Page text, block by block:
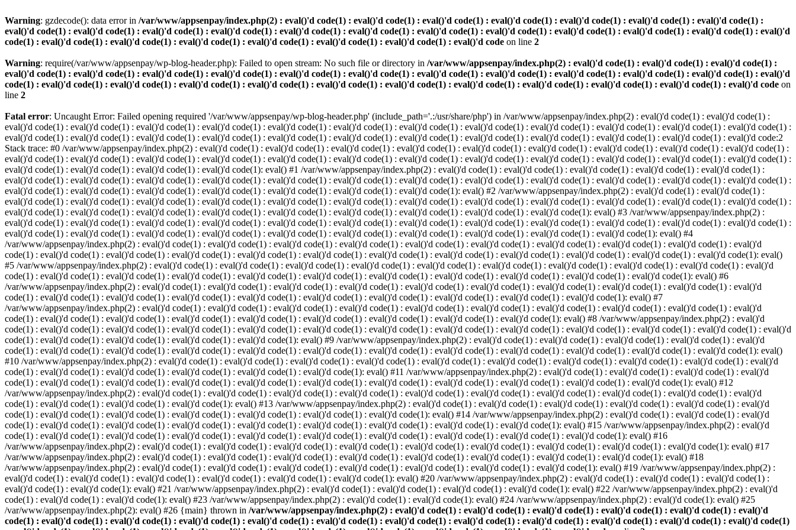
Warning: gzdecode(): data error in /var/www/appsenpay/index.php(2) : eval()'d code(1) : eval()'d code(1) : eval()'d code(1) : eval()'d code(1) : eval()'d code(1) : eval()'d code(1) : eval()'d code(1) :
eval()'d code(1) : eval()'d code(1) : eval()'d code(1) : eval()'d code(1) : eval()'d code(1) : eval()'d code(1) : eval()'d code(1) : eval()'d code(1) : eval()'d code(1) : eval()'d code(1) : eval()'d code(1) : eval()'d
code(1) : eval()'d code(1) : eval()'d code(1) : eval()'d code(1) : eval()'d code(1) : eval()'d code(1) : eval()'d code(1) : eval()'d code on line 2
Warning: require(/var/www/appsenpay/wp-blog-header.php): Failed to open stream: No such file or directory in /var/www/appsenpay/index.php(2) : eval()'d code(1) : eval()'d code(1) : eval()'d code(1) :
eval()'d code(1) : eval()'d code(1) : eval()'d code(1) : eval()'d code(1) : eval()'d code(1) : eval()'d code(1) : eval()'d code(1) : eval()'d code(1) : eval()'d code(1) : eval()'d code(1) : eval()'d code(1) : eval()'d
code(1) : eval()'d code(1) : eval()'d code(1) : eval()'d code(1) : eval()'d code(1) : eval()'d code(1) : eval()'d code(1) : eval()'d code(1) : eval()'d code(1) : eval()'d code(1) : eval()'d code(1) : eval()'d code on
line 2
Fatal error: Uncaught Error: Failed opening required '/var/www/appsenpay/wp-blog-header.php' (include_path='.:/usr/share/php') in /var/www/appsenpay/index.php(2) : eval()'d code(1) : eval()'d code(1) :
eval()'d code(1) : eval()'d code(1) : eval()'d code(1) : eval()'d code(1) : eval()'d code(1) : eval()'d code(1) : eval()'d code(1) : eval()'d code(1) : eval()'d code(1) : eval()'d code(1) : eval()'d code(1) : eval()'d code(1) :
eval()'d code(1) : eval()'d code(1) : eval()'d code(1) : eval()'d code(1) : eval()'d code(1) : eval()'d code(1) : eval()'d code(1) : eval()'d code(1) : eval()'d code(1) : eval()'d code(1) : eval()'d code(1) : eval()'d code:2
Stack trace: #0 /var/www/appsenpay/index.php(2) : eval()'d code(1) : eval()'d code(1) : eval()'d code(1) : eval()'d code(1) : eval()'d code(1) : eval()'d code(1) : eval()'d code(1) : eval()'d code(1) : eval()'d code(1) :
eval()'d code(1) : eval()'d code(1) : eval()'d code(1) : eval()'d code(1) : eval()'d code(1) : eval()'d code(1) : eval()'d code(1) : eval()'d code(1) : eval()'d code(1) : eval()'d code(1) : eval()'d code(1) : eval()'d code(1) :
eval()'d code(1) : eval()'d code(1) : eval()'d code(1) : eval()'d code(1): eval() #1 /var/www/appsenpay/index.php(2) : eval()'d code(1) : eval()'d code(1) : eval()'d code(1) : eval()'d code(1) : eval()'d code(1) :
eval()'d code(1) : eval()'d code(1) : eval()'d code(1) : eval()'d code(1) : eval()'d code(1) : eval()'d code(1) : eval()'d code(1) : eval()'d code(1) : eval()'d code(1) : eval()'d code(1) : eval()'d code(1) : eval()'d code(1) :
eval()'d code(1) : eval()'d code(1) : eval()'d code(1) : eval()'d code(1) : eval()'d code(1) : eval()'d code(1) : eval()'d code(1): eval() #2 /var/www/appsenpay/index.php(2) : eval()'d code(1) : eval()'d code(1) :
eval()'d code(1) : eval()'d code(1) : eval()'d code(1) : eval()'d code(1) : eval()'d code(1) : eval()'d code(1) : eval()'d code(1) : eval()'d code(1) : eval()'d code(1) : eval()'d code(1) : eval()'d code(1) : eval()'d code(1) :
eval()'d code(1) : eval()'d code(1) : eval()'d code(1) : eval()'d code(1) : eval()'d code(1) : eval()'d code(1) : eval()'d code(1) : eval()'d code(1) : eval()'d code(1): eval() #3 /var/www/appsenpay/index.php(2) :
eval()'d code(1) : eval()'d code(1) : eval()'d code(1) : eval()'d code(1) : eval()'d code(1) : eval()'d code(1) : eval()'d code(1) : eval()'d code(1) : eval()'d code(1) : eval()'d code(1) : eval()'d code(1) : eval()'d code(1) :
eval()'d code(1) : eval()'d code(1) : eval()'d code(1) : eval()'d code(1) : eval()'d code(1) : eval()'d code(1) : eval()'d code(1) : eval()'d code(1) : eval()'d code(1) : eval()'d code(1): eval() #4
/var/www/appsenpay/index.php(2) : eval()'d code(1) : eval()'d code(1) : eval()'d code(1) : eval()'d code(1) : eval()'d code(1) : eval()'d code(1) : eval()'d code(1) : eval()'d code(1) : eval()'d code(1) : eval()'d
code(1) : eval()'d code(1) : eval()'d code(1) : eval()'d code(1) : eval()'d code(1) : eval()'d code(1) : eval()'d code(1) : eval()'d code(1) : eval()'d code(1) : eval()'d code(1) : eval()'d code(1) : eval()'d code(1): eval()
#5 /var/www/appsenpay/index.php(2) : eval()'d code(1) : eval()'d code(1) : eval()'d code(1) : eval()'d code(1) : eval()'d code(1) : eval()'d code(1) : eval()'d code(1) : eval()'d code(1) : eval()'d code(1) : eval()'d
code(1) : eval()'d code(1) : eval()'d code(1) : eval()'d code(1) : eval()'d code(1) : eval()'d code(1) : eval()'d code(1) : eval()'d code(1) : eval()'d code(1) : eval()'d code(1) : eval()'d code(1): eval() #6
/var/www/appsenpay/index.php(2) : eval()'d code(1) : eval()'d code(1) : eval()'d code(1) : eval()'d code(1) : eval()'d code(1) : eval()'d code(1) : eval()'d code(1) : eval()'d code(1) : eval()'d code(1) : eval()'d
code(1) : eval()'d code(1) : eval()'d code(1) : eval()'d code(1) : eval()'d code(1) : eval()'d code(1) : eval()'d code(1) : eval()'d code(1) : eval()'d code(1) : eval()'d code(1): eval() #7
/var/www/appsenpay/index.php(2) : eval()'d code(1) : eval()'d code(1) : eval()'d code(1) : eval()'d code(1) : eval()'d code(1) : eval()'d code(1) : eval()'d code(1) : eval()'d code(1) : eval()'d code(1) : eval()'d
code(1) : eval()'d code(1) : eval()'d code(1) : eval()'d code(1) : eval()'d code(1) : eval()'d code(1) : eval()'d code(1) : eval()'d code(1) : eval()'d code(1): eval() #8 /var/www/appsenpay/index.php(2) : eval()'d
code(1) : eval()'d code(1) : eval()'d code(1) : eval()'d code(1) : eval()'d code(1) : eval()'d code(1) : eval()'d code(1) : eval()'d code(1) : eval()'d code(1) : eval()'d code(1) : eval()'d code(1) : eval()'d code(1) : eval()'d
code(1) : eval()'d code(1) : eval()'d code(1) : eval()'d code(1) : eval()'d code(1): eval() #9 /var/www/appsenpay/index.php(2) : eval()'d code(1) : eval()'d code(1) : eval()'d code(1) : eval()'d code(1) : eval()'d
code(1) : eval()'d code(1) : eval()'d code(1) : eval()'d code(1) : eval()'d code(1) : eval()'d code(1) : eval()'d code(1) : eval()'d code(1) : eval()'d code(1) : eval()'d code(1) : eval()'d code(1) : eval()'d code(1): eval()
#10 /var/www/appsenpay/index.php(2) : eval()'d code(1) : eval()'d code(1) : eval()'d code(1) : eval()'d code(1) : eval()'d code(1) : eval()'d code(1) : eval()'d code(1) : eval()'d code(1) : eval()'d code(1) : eval()'d
code(1) : eval()'d code(1) : eval()'d code(1) : eval()'d code(1) : eval()'d code(1) : eval()'d code(1): eval() #11 /var/www/appsenpay/index.php(2) : eval()'d code(1) : eval()'d code(1) : eval()'d code(1) : eval()'d
code(1) : eval()'d code(1) : eval()'d code(1) : eval()'d code(1) : eval()'d code(1) : eval()'d code(1) : eval()'d code(1) : eval()'d code(1) : eval()'d code(1) : eval()'d code(1) : eval()'d code(1): eval() #12
/var/www/appsenpay/index.php(2) : eval()'d code(1) : eval()'d code(1) : eval()'d code(1) : eval()'d code(1) : eval()'d code(1) : eval()'d code(1) : eval()'d code(1) : eval()'d code(1) : eval()'d code(1) : eval()'d
code(1) : eval()'d code(1) : eval()'d code(1) : eval()'d code(1): eval() #13 /var/www/appsenpay/index.php(2) : eval()'d code(1) : eval()'d code(1) : eval()'d code(1) : eval()'d code(1) : eval()'d code(1) : eval()'d
code(1) : eval()'d code(1) : eval()'d code(1) : eval()'d code(1) : eval()'d code(1) : eval()'d code(1) : eval()'d code(1): eval() #14 /var/www/appsenpay/index.php(2) : eval()'d code(1) : eval()'d code(1) : eval()'d
code(1) : eval()'d code(1) : eval()'d code(1) : eval()'d code(1) : eval()'d code(1) : eval()'d code(1) : eval()'d code(1) : eval()'d code(1) : eval()'d code(1): eval() #15 /var/www/appsenpay/index.php(2) : eval()'d
code(1) : eval()'d code(1) : eval()'d code(1) : eval()'d code(1) : eval()'d code(1) : eval()'d code(1) : eval()'d code(1) : eval()'d code(1) : eval()'d code(1) : eval()'d code(1): eval() #16
/var/www/appsenpay/index.php(2) : eval()'d code(1) : eval()'d code(1) : eval()'d code(1) : eval()'d code(1) : eval()'d code(1) : eval()'d code(1) : eval()'d code(1) : eval()'d code(1) : eval()'d code(1): eval() #17
/var/www/appsenpay/index.php(2) : eval()'d code(1) : eval()'d code(1) : eval()'d code(1) : eval()'d code(1) : eval()'d code(1) : eval()'d code(1) : eval()'d code(1) : eval()'d code(1): eval() #18
/var/www/appsenpay/index.php(2) : eval()'d code(1) : eval()'d code(1) : eval()'d code(1) : eval()'d code(1) : eval()'d code(1) : eval()'d code(1) : eval()'d code(1): eval() #19 /var/www/appsenpay/index.php(2) :
eval()'d code(1) : eval()'d code(1) : eval()'d code(1) : eval()'d code(1) : eval()'d code(1) : eval()'d code(1): eval() #20 /var/www/appsenpay/index.php(2) : eval()'d code(1) : eval()'d code(1) : eval()'d code(1) :
eval()'d code(1) : eval()'d code(1): eval() #21 /var/www/appsenpay/index.php(2) : eval()'d code(1) : eval()'d code(1) : eval()'d code(1) : eval()'d code(1): eval() #22 /var/www/appsenpay/index.php(2) : eval()'d
code(1) : eval()'d code(1) : eval()'d code(1): eval() #23 /var/www/appsenpay/index.php(2) : eval()'d code(1) : eval()'d code(1): eval() #24 /var/www/appsenpay/index.php(2) : eval()'d code(1): eval() #25
/var/www/appsenpay/index.php(2): eval() #26 {main} thrown in /var/www/appsenpay/index.php(2) : eval()'d code(1) : eval()'d code(1) : eval()'d code(1) : eval()'d code(1) : eval()'d code(1) : eval()'d
code(1) : eval()'d code(1) : eval()'d code(1) : eval()'d code(1) : eval()'d code(1) : eval()'d code(1) : eval()'d code(1) : eval()'d code(1) : eval()'d code(1) : eval()'d code(1) : eval()'d code(1) : eval()'d code(1)